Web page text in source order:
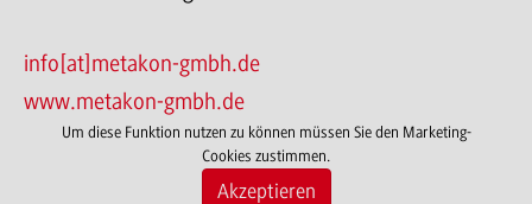
info[at]metakon-gmbh.de
www.metakon-gmbh.de
Um diese Funktion nutzen zu können müssen Sie den Marketing-
Cookies zustimmen.
Akzeptieren